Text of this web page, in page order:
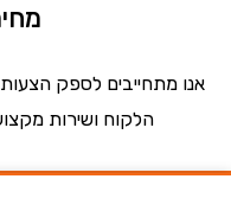
מתחייבים לספק הצעות
הלקוח ושירות מקצועי